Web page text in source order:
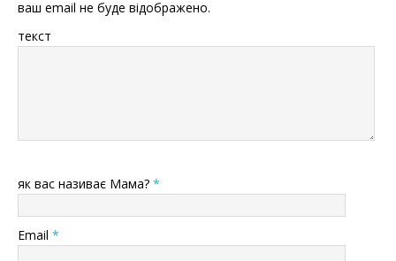
ваш email не буде відображено.
текст
як вас називає Мама? *
Email *